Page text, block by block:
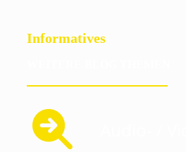
Informatives